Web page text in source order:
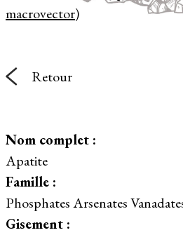
macrovector)
Retour
Nom complet :
Apatite
Famille :
Phosphates Arsenates
Gisement :